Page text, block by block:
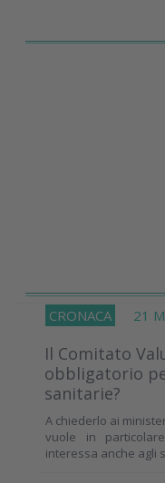
CRONACA 21
Il Comitato
obbligatorio
sanitarie?
A chiederlo ai
vuole in
interessa anche agli